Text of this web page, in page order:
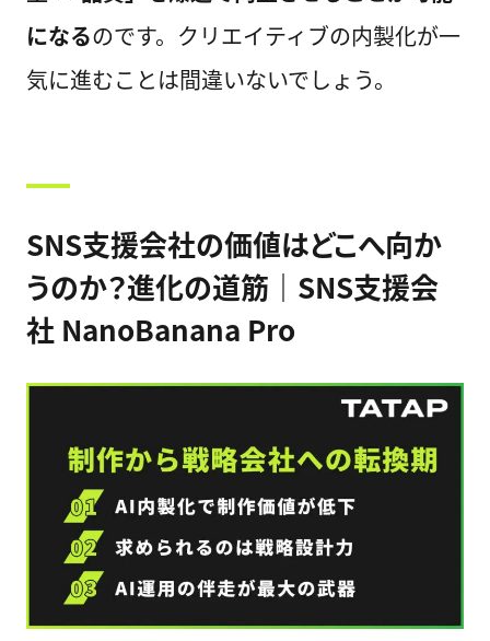
になるのです。クリエイティブの内製化が一
気に進むことは間違いないでしょう。
SNS支援会社の価値はどこへ向か
うのか？進化の道筋｜SNS支援会
社 NanoBanana Pro